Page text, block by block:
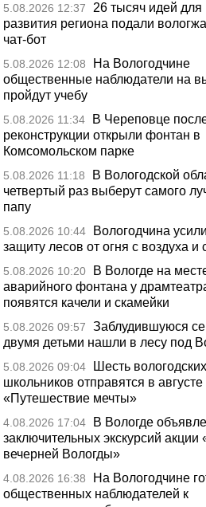
5.08.2026 12:37
26 тысяч идей для
развития региона подали
чат-бот
5.08.2026 12:08
На Вологодчине
общественные наблюдатели на
пройдут учебу
5.08.2026 11:34
В Череповце
реконструкции открыли фонтан в
Комсомольском парке
5.08.2026 11:18
В Вологодской
четвертый раз выберут самого
папу
5.08.2026 10:44
Вологодчина
защиту лесов от огня с воздуха и
5.08.2026 10:20
В Вологде на
аварийного фонтана у
появятся качели и скамейки
5.08.2026 09:57
Заблудившуюся
двумя детьми нашли в лесу под
5.08.2026 09:04
Шесть вологодских
школьников отправятся в августе
«Путешествие мечты»
4.08.2026 17:04
В Вологде
заключительных экскурсий акции
вечерней Вологды»
4.08.2026 16:38
На Вологодчине
общественных наблюдателей к